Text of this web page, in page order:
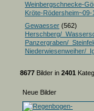
Weinbergschnecke-
Kröte-Rödersheim~09-
Gewaesser (562)
Herschberg/
Panzergraben/
Niederwiesenweiher/
8677 Bilder in 2401
Neue Bilder